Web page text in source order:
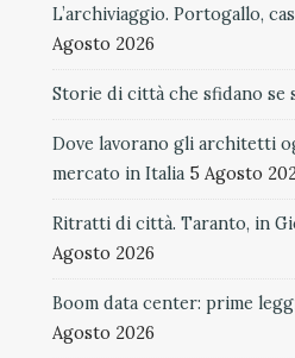
L’archiviaggio. Portogallo,
Agosto 2026
Storie di città che sfidano se
Dove lavorano gli architetti
mercato in Italia 5 Agosto
Ritratti di città. Taranto, in
Agosto 2026
Boom data center: prime
Agosto 2026